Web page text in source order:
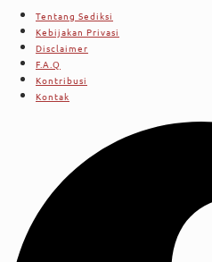
Tentang Sediksi
Kebijakan Privasi
Disclaimer
F.A.Q
Kontribusi
Kontak